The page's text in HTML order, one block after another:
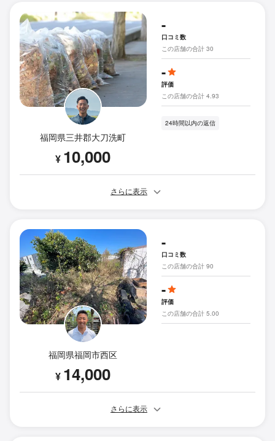
福岡県三井郡大刀洗町
¥ 10,000
-
口コミ数
この店舗の合計 30
-
評価
この店舗の合計 4.93
24時間以内の返信
さらに表示
福岡県福岡市西区
¥ 14,000
-
口コミ数
この店舗の合計 90
-
評価
この店舗の合計 5.00
さらに表示